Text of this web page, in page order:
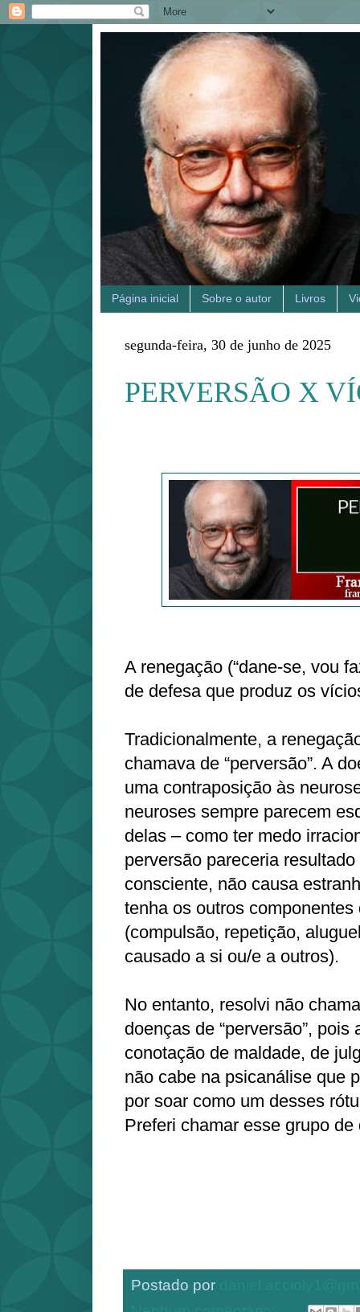
Página inicial Sobre o autor Livros
segunda-feira, 30 de junho de 2025
PERVERSÃO X
A renegação (“dane-se, vou
de defesa que produz os
Tradicionalmente, a
chamava de “perversão”. A
uma contraposição às
neuroses sempre parecem
delas – como ter medo
perversão pareceria
consciente, não causa
tenha os outros componentes
(compulsão, repetição,
causado a si ou/e a outros).
No entanto, resolvi não
doenças de “perversão”, pois
conotação de maldade, de
não cabe na psicanálise que
por soar como um desses
Preferi chamar esse grupo de
Postado por